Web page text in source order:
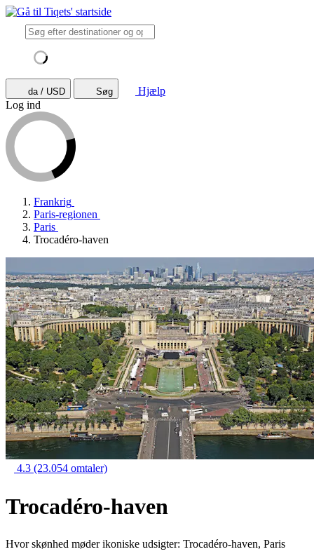
da / USD Søg
Hjælp
Log ind
Frankrig
Paris-regionen
Paris
Trocadéro-haven
4.3 (23.054 omtaler)
Trocadéro-haven
Hvor skønhed møder ikoniske udsigter: Trocadéro-haven, Paris